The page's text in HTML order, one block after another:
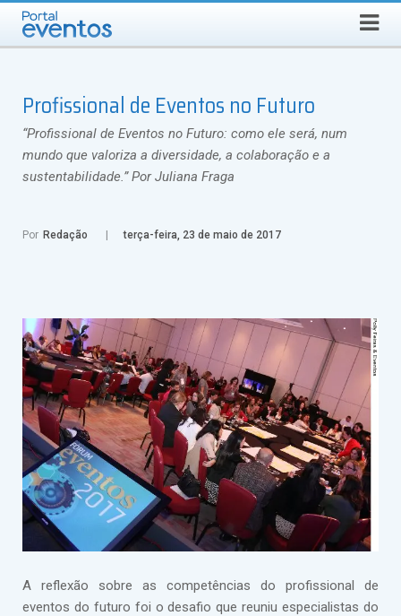
DOMINGO, 9 DE AGOSTO DE 2026 Busca
Profissional de Eventos no Futuro
“Profissional de Eventos no Futuro: como ele será, num
mundo que valoriza a diversidade, a colaboração e a
sustentabilidade.” Por Juliana Fraga
Por Redação terça-feira, 23 de maio de 2017
A reflexão sobre as competências do profissional de
eventos do futuro foi o desafio que reuniu especialistas do